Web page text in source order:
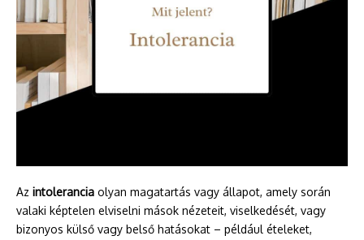
Az intolerancia olyan magatartás vagy állapot, amely során
valaki képtelen elviselni mások nézeteit, viselkedését, vagy
bizonyos külső vagy belső hatásokat – például ételeket,